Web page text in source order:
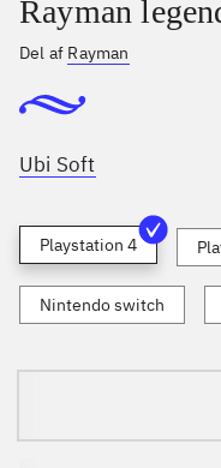
Rayman
Del af Rayman
Ubi Soft
Playstation 4
Nintendo switch